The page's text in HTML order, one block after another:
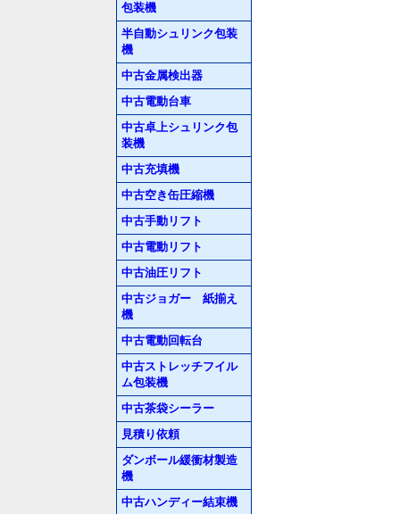
包装機
半自動シュリンク包装
機
中古金属検出器
中古電動台車
中古卓上シュリンク包
装機
中古充填機
中古空き缶圧縮機
中古手動リフト
中古電動リフト
中古油圧リフト
中古ジョガー 紙揃え
機
中古電動回転台
中古ストレッチフイル
ム包装機
中古茶袋シーラー
見積り依頼
ダンボール緩衝材製造
機
中古ハンディー結束機